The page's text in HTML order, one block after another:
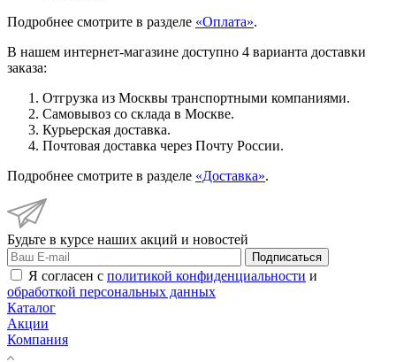
Подробнее смотрите в разделе «Оплата».
В нашем интернет-магазине доступно 4 варианта доставки
заказа:
Отгрузка из Москвы транспортными компаниями.
Самовывоз со склада в Москве.
Курьерская доставка.
Почтовая доставка через Почту России.
Подробнее смотрите в разделе «Доставка».
Будьте в курсе наших акций и новостей
Подписаться
Я согласен с политикой конфиденциальности и
обработкой персональных данных
Каталог
Акции
Компания